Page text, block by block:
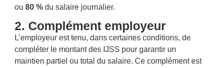
ou 80 % du salaire journalier.
2. Complément employeur
L’employeur est tenu, dans certaines conditions, de
compléter le montant des IJSS pour garantir un
maintien partiel ou total du salaire. Ce complément est